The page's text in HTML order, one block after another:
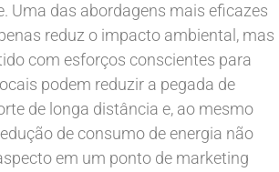
Uma das abordagens mais eficazes
reduz o impacto ambiental, mas
com esforços conscientes para
podem reduzir a pegada de
de longa distância e, ao mesmo
de consumo de energia não
em um ponto de marketing